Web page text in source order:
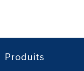
Produits